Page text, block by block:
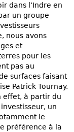
dans l’Indre en
un groupe
nous avons
et
pour les
pas au
surfaces faisant
Patrick Tournay.
effet, à partir du
un
le
préférence à la